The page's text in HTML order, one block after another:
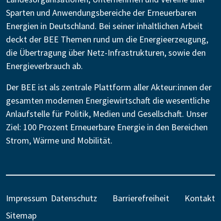
Sparten und Anwendungsbereiche der Erneuerbaren
Energien in Deutschland. Bei seiner inhaltlichen Arbeit
deckt der BEE Themen rund um die Energieerzeugung,
die Übertragung über Netz-Infrastrukturen, sowie den
Energieverbrauch ab.
Der BEE ist als zentrale Plattform aller Akteur:innen der
gesamten modernen Energiewirtschaft die wesentliche
Anlaufstelle für Politik, Medien und Gesellschaft. Unser
Ziel: 100 Prozent Erneuerbare Energie in den Bereichen
Strom, Wärme und Mobilität.
Impressum Datenschutz Barrierefreiheit
Kontakt
Sitemap